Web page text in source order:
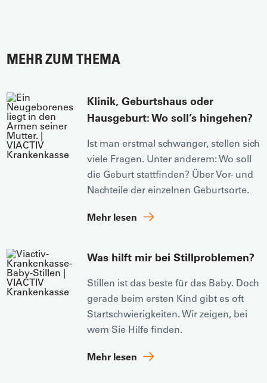
MEHR ZUM THEMA
Klinik, Geburtshaus oder
Hausgeburt: Wo soll’s hingehen?
Ist man erstmal schwanger, stellen sich
viele Fragen. Unter anderem: Wo soll
die Geburt stattfinden? Über Vor- und
Nachteile der einzelnen Geburtsorte.
Mehr lesen
Was hilft mir bei Stillproblemen?
Stillen ist das beste für das Baby. Doch
gerade beim ersten Kind gibt es oft
Startschwierigkeiten. Wir zeigen, bei
wem Sie Hilfe finden.
Mehr lesen